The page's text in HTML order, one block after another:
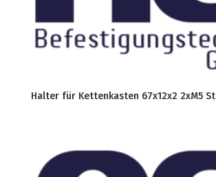
Halter für Kettenkasten 67x12x2 2xM5 St